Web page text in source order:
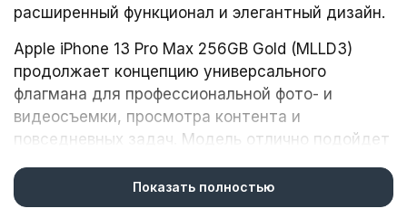
расширенный функционал и элегантный дизайн.
Apple iPhone 13 Pro Max 256GB Gold (MLLD3)
продолжает концепцию универсального
флагмана для профессиональной фото- и
видеосъемки, просмотра контента и
повседневных задач. Модель отлично подойдет
и пользователям, ценящим премиальные
аксессуары.
Показать полностью